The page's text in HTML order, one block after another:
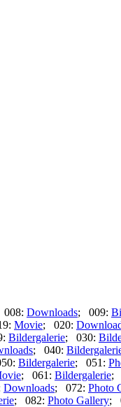
Downloads; 009:
Movie; 020:
Bildergalerie; 030:
; 040:
Bildergalerie; 051:
; 061: Bildergalerie;
Downloads; 072: Photo
; 082: Photo Gallery;